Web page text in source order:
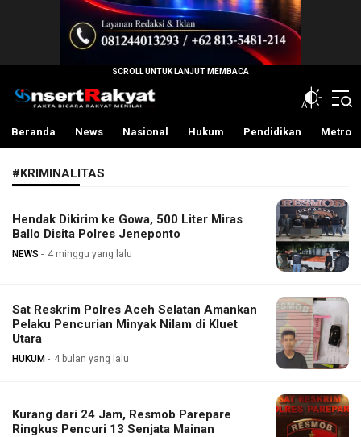
InsertRakyat.com
Fakta Bicara Rakyat Menilai
Beranda News Nasional Hukum Pendidikan Metro
#KRIMINALITAS
Hendak Dikirim ke Gowa, 500 Liter Miras
Ballo Disita Polres Jeneponto
NEWS 4 minggu yang lalu
Sat Reskrim Polres Aceh Selatan Amankan
Pelaku Pencurian Minyak Nilam di Kluet
Utara
HUKUM 4 bulan yang lalu
Kurang dari 24 Jam, Resmob Parepare
Ringkus Pencuri 13 Senjata Mainan